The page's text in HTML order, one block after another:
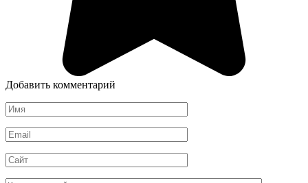
Добавить комментарий
Имя
*
Email
*
Сайт